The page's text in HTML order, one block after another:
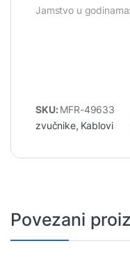
Jamstvo u
SKU:MFR-49633
zvučnike, Kablovi
Povezani